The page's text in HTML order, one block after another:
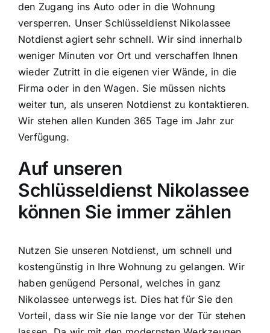
den Zugang ins Auto oder in die Wohnung
versperren. Unser Schlüsseldienst Nikolassee
Notdienst agiert sehr schnell. Wir sind innerhalb
weniger Minuten vor Ort und verschaffen Ihnen
wieder Zutritt in die eigenen vier Wände, in die
Firma oder in den Wagen. Sie müssen nichts
weiter tun, als unseren Notdienst zu kontaktieren.
Wir stehen allen Kunden 365 Tage im Jahr zur
Verfügung.
Auf unseren
Schlüsseldienst Nikolassee
können Sie immer zählen
Nutzen Sie unseren Notdienst, um schnell und
kostengünstig in Ihre Wohnung zu gelangen. Wir
haben genügend Personal, welches in ganz
Nikolassee unterwegs ist. Dies hat für Sie den
Vorteil, dass wir Sie nie lange vor der Tür stehen